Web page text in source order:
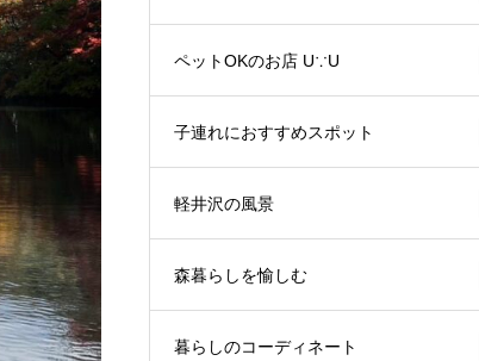
ペットOKのお店 U∵U
子連れにおすすめスポット
軽井沢の風景
森暮らしを愉しむ
暮らしのコーディネート